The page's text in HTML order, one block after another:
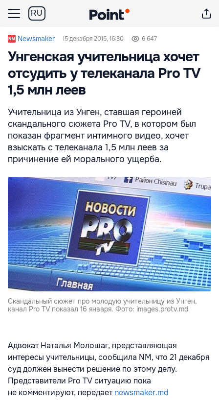
RU
Newsmaker 15 декабря 2015, 16:30 6 647
Унгенская учительница хочет
отсудить у телеканала Pro TV
1,5 млн леев
Учительница из Унген, ставшая героиней
скандального сюжета Pro TV, в котором был
показан фрагмент интимного видео, хочет
взыскать с телеканала 1,5 млн леев за
причинение ей морального ущерба.
Скандальный сюжет про молодую учительницу из Унген,
канал Pro TV показал 16 января. Фото: images.protv.md
Адвокат Наталья Молошаг, представляющая
интересы учительницы, сообщила NM, что 21 декабря
суд должен вынести решение по этому делу.
Представители Pro TV ситуацию пока
не комментируют, передаетnewsmaker.md